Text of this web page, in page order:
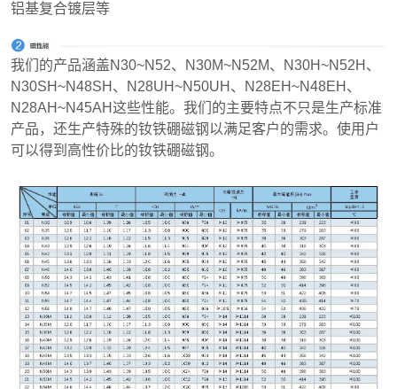
铝基复合镀层等
我们的产品涵盖N30~N52、N30M~N52M、N30H~N52H、
N30SH~N48SH、N28UH~N50UH、N28EH~N48EH、
N28AH~N45AH这些性能。我们的主要特点不只是生产标准
产品，还生产特殊的钕铁硼磁钢以满足客户的需求。使用户
可以得到高性价比的钕铁硼磁钢。